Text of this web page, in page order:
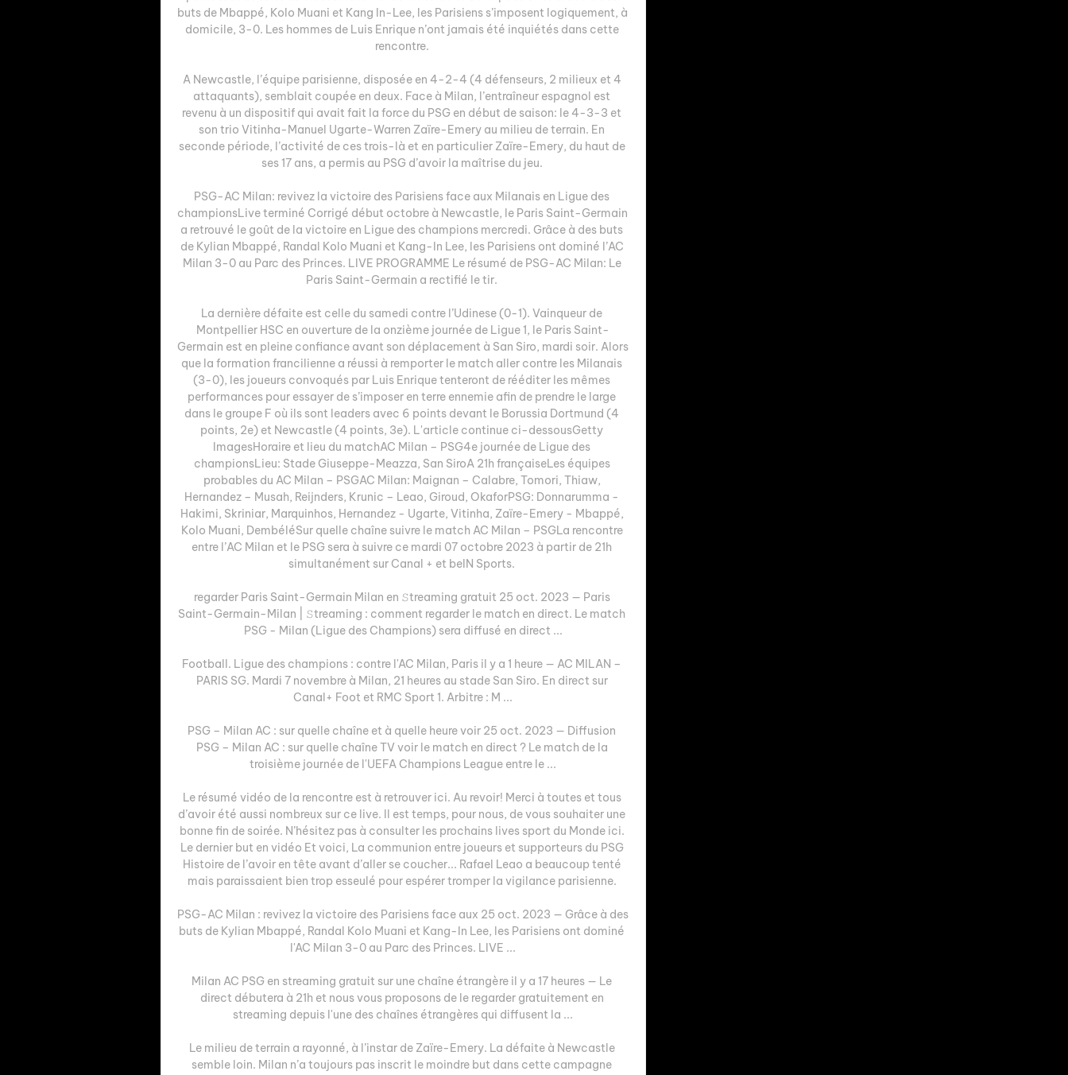
buts de Mbappé, Kolo Muani et Kang In-Lee, les Parisiens s’imposent logiquement, à
domicile, 3-0. Les hommes de Luis Enrique n’ont jamais été inquiétés dans cette
rencontre.
A Newcastle, l’équipe parisienne, disposée en 4-2-4 (4 défenseurs, 2 milieux et 4
attaquants), semblait coupée en deux. Face à Milan, l’entraîneur espagnol est
revenu à un dispositif qui avait fait la force du PSG en début de saison: le 4-3-3 et
son trio Vitinha-Manuel Ugarte-Warren Zaïre-Emery au milieu de terrain. En
seconde période, l’activité de ces trois-là et en particulier Zaïre-Emery, du haut de
ses 17 ans, a permis au PSG d’avoir la maîtrise du jeu.
PSG-AC Milan: revivez la victoire des Parisiens face aux Milanais en Ligue des
championsLive terminé Corrigé début octobre à Newcastle, le Paris Saint-Germain
a retrouvé le goût de la victoire en Ligue des champions mercredi. Grâce à des buts
de Kylian Mbappé, Randal Kolo Muani et Kang-In Lee, les Parisiens ont dominé l’AC
Milan 3-0 au Parc des Princes. LIVE PROGRAMME Le résumé de PSG-AC Milan: Le
Paris Saint-Germain a rectifié le tir.
La dernière défaite est celle du samedi contre l’Udinese (0-1). Vainqueur de
Montpellier HSC en ouverture de la onzième journée de Ligue 1, le Paris Saint-
Germain est en pleine confiance avant son déplacement à San Siro, mardi soir. Alors
que la formation francilienne a réussi à remporter le match aller contre les Milanais
(3-0), les joueurs convoqués par Luis Enrique tenteront de rééditer les mêmes
performances pour essayer de s’imposer en terre ennemie afin de prendre le large
dans le groupe F où ils sont leaders avec 6 points devant le Borussia Dortmund (4
points, 2e) et Newcastle (4 points, 3e). L'article continue ci-dessousGetty
ImagesHoraire et lieu du matchAC Milan – PSG4e journée de Ligue des
championsLieu: Stade Giuseppe-Meazza, San SiroA 21h françaiseLes équipes
probables du AC Milan – PSGAC Milan: Maignan – Calabre, Tomori, Thiaw,
Hernandez – Musah, Reijnders, Krunic – Leao, Giroud, OkaforPSG: Donnarumma -
Hakimi, Skriniar, Marquinhos, Hernandez - Ugarte, Vitinha, Zaïre-Emery - Mbappé,
Kolo Muani, DembéléSur quelle chaîne suivre le match AC Milan – PSGLa rencontre
entre l’AC Milan et le PSG sera à suivre ce mardi 07 octobre 2023 à partir de 21h
simultanément sur Canal + et beIN Sports.
regarder Paris Saint-Germain Milan en 𝚂treaming gratuit 25 oct. 2023 — Paris
Saint-Germain-Milan | 𝚂treaming : comment regarder le match en direct. Le match
PSG - Milan (Ligue des Champions) sera diffusé en direct ...
Football. Ligue des champions : contre l'AC Milan, Paris il y a 1 heure — AC MILAN –
PARIS SG. Mardi 7 novembre à Milan, 21 heures au stade San Siro. En direct sur
Canal+ Foot et RMC Sport 1. Arbitre : M ...
PSG – Milan AC : sur quelle chaîne et à quelle heure voir 25 oct. 2023 — Diffusion
PSG – Milan AC : sur quelle chaîne TV voir le match en direct ? Le match de la
troisième journée de l'UEFA Champions League entre le ...
Le résumé vidéo de la rencontre est à retrouver ici. Au revoir! Merci à toutes et tous
d’avoir été aussi nombreux sur ce live. Il est temps, pour nous, de vous souhaiter une
bonne fin de soirée. N’hésitez pas à consulter les prochains lives sport du Monde ici.
Le dernier but en vidéo Et voici, La communion entre joueurs et supporteurs du PSG
Histoire de l’avoir en tête avant d’aller se coucher... Rafael Leao a beaucoup tenté
mais paraissaient bien trop esseulé pour espérer tromper la vigilance parisienne.
PSG-AC Milan : revivez la victoire des Parisiens face aux 25 oct. 2023 — Grâce à des
buts de Kylian Mbappé, Randal Kolo Muani et Kang-In Lee, les Parisiens ont dominé
l'AC Milan 3-0 au Parc des Princes. LIVE ...
Milan AC PSG en streaming gratuit sur une chaîne étrangère il y a 17 heures — Le
direct débutera à 21h et nous vous proposons de le regarder gratuitement en
streaming depuis l'une des chaînes étrangères qui diffusent la ...
Le milieu de terrain a rayonné, à l’instar de Zaïre-Emery. La défaite à Newcastle
semble loin. Milan n’a toujours pas inscrit le moindre but dans cette campagne